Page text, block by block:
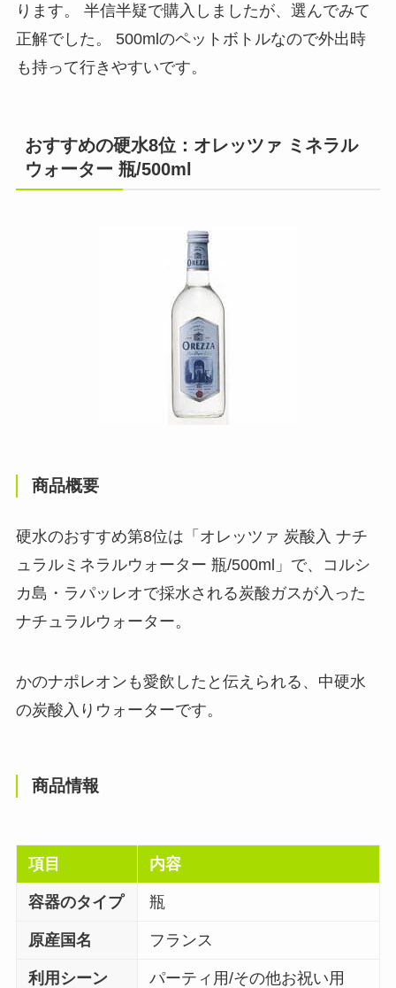
ります。 半信半疑で購入しましたが、選んでみて
正解でした。 500mlのペットボトルなので外出時
も持って行きやすいです。
おすすめの硬水8位：オレッツァ ミネラル
ウォーター 瓶/500ml
商品概要
硬水のおすすめ第8位は「オレッツァ 炭酸入 ナチ
ュラルミネラルウォーター 瓶/500ml」で、コルシ
カ島・ラパッレオで採水される炭酸ガスが入った
ナチュラルウォーター。
かのナポレオンも愛飲したと伝えられる、中硬水
の炭酸入りウォーターです。
商品情報
項目 内容
容器のタイプ 瓶
原産国名 フランス
利用シーン パーティ用/その他お祝い用